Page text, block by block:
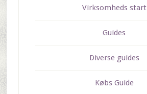
Virksomheds start
Guides
Diverse guides
Købs Guide